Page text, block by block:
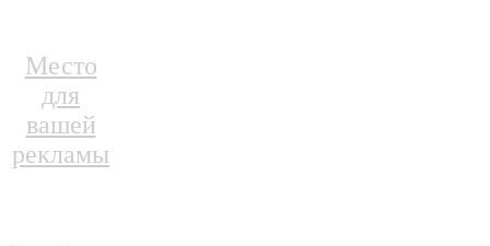
Место
для
вашей
рекламы